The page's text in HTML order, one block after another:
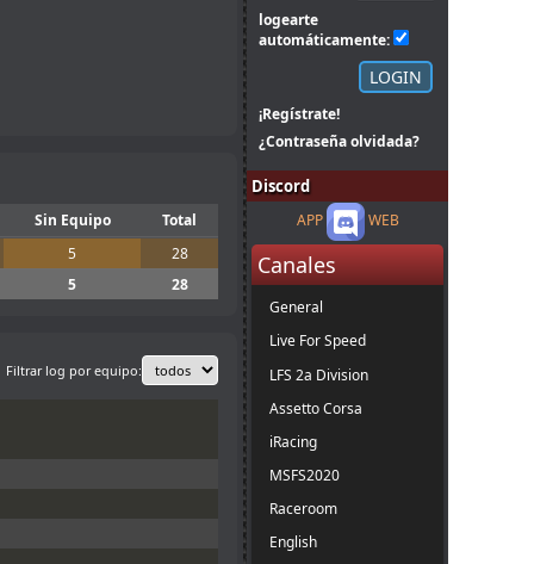
Sin Equipo
Total
5
28
5 28
Filtrar log por equipo:
logearte
automáticamente:
¡Regístrate!
¿Contraseña olvidada?
Discord
APP WEB
Canales
General
Live For Speed
LFS 2a Division
Assetto Corsa
iRacing
MSFS2020
Raceroom
English